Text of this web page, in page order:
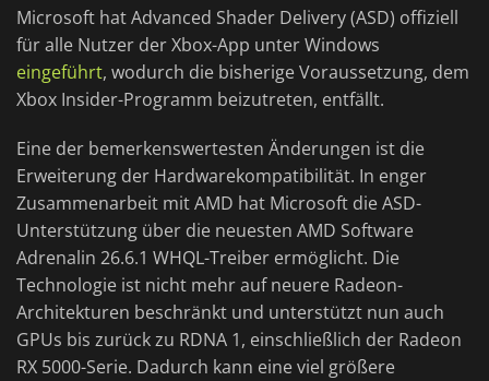
Microsoft hat Advanced Shader Delivery (ASD) offiziell
für alle Nutzer der Xbox-App unter Windows
eingeführt, wodurch die bisherige Voraussetzung, dem
Xbox Insider-Programm beizutreten, entfällt.
Eine der bemerkenswertesten Änderungen ist die
Erweiterung der Hardwarekompatibilität. In enger
Zusammenarbeit mit AMD hat Microsoft die ASD-
Unterstützung über die neuesten AMD Software
Adrenalin 26.6.1 WHQL-Treiber ermöglicht. Die
Technologie ist nicht mehr auf neuere Radeon-
Architekturen beschränkt und unterstützt nun auch
GPUs bis zurück zu RDNA 1, einschließlich der Radeon
RX 5000-Serie. Dadurch kann eine viel größere